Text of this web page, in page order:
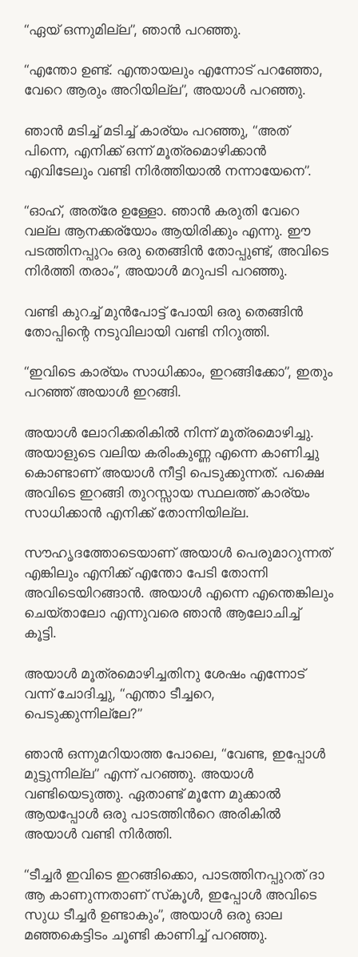
“ഏയ് ഒന്നുമില്ല”, ഞാൻ പറഞ്ഞു.
“എന്തോ ഉണ്ട്. എന്തായലും എന്നോട് പറഞ്ഞോ,
വേറെ ആരും അറിയില്ല”, അയാൾ പറഞ്ഞു.
ഞാൻ മടിച്ച് മടിച്ച് കാര്യം പറഞ്ഞു, “അത്
പിന്നെ, എനിക്ക് ഒന്ന് മൂത്രമൊഴിക്കാൻ
എവിടേലും വണ്ടി നിർത്തിയാൽ നന്നായേനെ”.
“ഓഹ്, അത്രേ ഉള്ളോ. ഞാൻ കരുതി വേറെ
വല്ല ആനക്കര്യോം ആയിരിക്കും എന്നു. ഈ
പടത്തിനപ്പുറം ഒരു തെങ്ങിൻ തോപ്പുണ്ട്, അവിടെ
നിർത്തി തരാം”, അയാൾ മറുപടി പറഞ്ഞു.
വണ്ടി കുറച്ച് മുൻപോട്ട് പോയി ഒരു തെങ്ങിൻ
തോപ്പിന്റെ നടുവിലായി വണ്ടി നിറുത്തി.
“ഇവിടെ കാര്യം സാധിക്കാം, ഇറങ്ങിക്കോ”, ഇതും
പറഞ്ഞ് അയാൾ ഇറങ്ങി.
അയാൾ ലോറിക്കരികിൽ നിന്ന് മൂത്രമൊഴിച്ചു.
അയാളുടെ വലിയ കരിംകുണ്ണ എന്നെ കാണിച്ചു
കൊണ്ടാണ് അയാൾ നീട്ടി പെടുക്കുന്നത്. പക്ഷെ
അവിടെ ഇറങ്ങി തുറസ്സായ സ്ഥലത്ത് കാര്യം
സാധിക്കാൻ എനിക്ക് തോന്നിയില്ല.
സൗഹൃദത്തോടെയാണ് അയാൾ പെരുമാറുന്നത്
എങ്കിലും എനിക്ക് എന്തോ പേടി തോന്നി
അവിടെയിറങ്ങാൻ. അയാൾ എന്നെ എന്തെങ്കിലും
ചെയ്താലോ എന്നുവരെ ഞാൻ ആലോചിച്ച്
കൂട്ടി.
അയാൾ മൂത്രമൊഴിച്ചതിനു ശേഷം എന്നോട്
വന്ന് ചോദിച്ചു, “എന്താ ടീച്ചറെ,
പെടുക്കുന്നില്ലേ?”
ഞാൻ ഒന്നുമറിയാത്ത പോലെ, “വേണ്ട, ഇപ്പോൾ
മുട്ടുന്നില്ല” എന്ന് പറഞ്ഞു. അയാൾ
വണ്ടിയെടുത്തു. ഏതാണ്ട് മൂന്നേ മുക്കാൽ
ആയപ്പോൾ ഒരു പാടത്തിൻറെ അരികിൽ
അയാൾ വണ്ടി നിർത്തി.
“ടീച്ചർ ഇവിടെ ഇറങ്ങിക്കൊ, പാടത്തിനപ്പുറത് ദാ
ആ കാണുന്നതാണ് സ്‌കൂൾ, ഇപ്പോൾ അവിടെ
സുധ ടീച്ചർ ഉണ്ടാകും”, അയാൾ ഒരു ഓല
മഞ്ഞകെട്ടിടം ചൂണ്ടി കാണിച്ച് പറഞ്ഞു.